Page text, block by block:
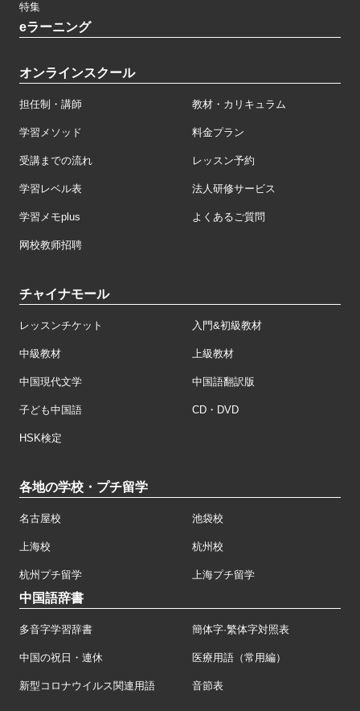
特集
eラーニング
オンラインスクール
担任制・講師 教材・カリキュラム
学習メソッド 料金プラン
受講までの流れ レッスン予約
学習レベル表 法人研修サービス
学習メモplus よくあるご質問
网校教师招聘
チャイナモール
レッスンチケット 入門&初級教材
中級教材 上級教材
中国現代文学 中国語翻訳版
子ども中国語 CD・DVD
HSK検定
各地の学校・プチ留学
名古屋校 池袋校
上海校 杭州校
杭州プチ留学 上海プチ留学
中国語辞書
多音字学習辞書 簡体字·繁体字対照表
中国の祝日・連休 医療用語（常用編）
新型コロナウイルス関連用語 音節表